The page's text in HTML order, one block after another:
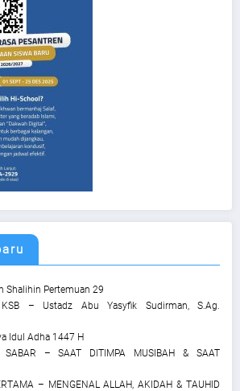
Shalihin Pertemuan 29
– Ustadz Abu Yasyfik Sudirman, S.Ag.
Idul Adha 1447 H
SABAR – SAAT DITIMPA MUSIBAH & SAAT
– MENGENAL ALLAH, AKIDAH & TAUHID